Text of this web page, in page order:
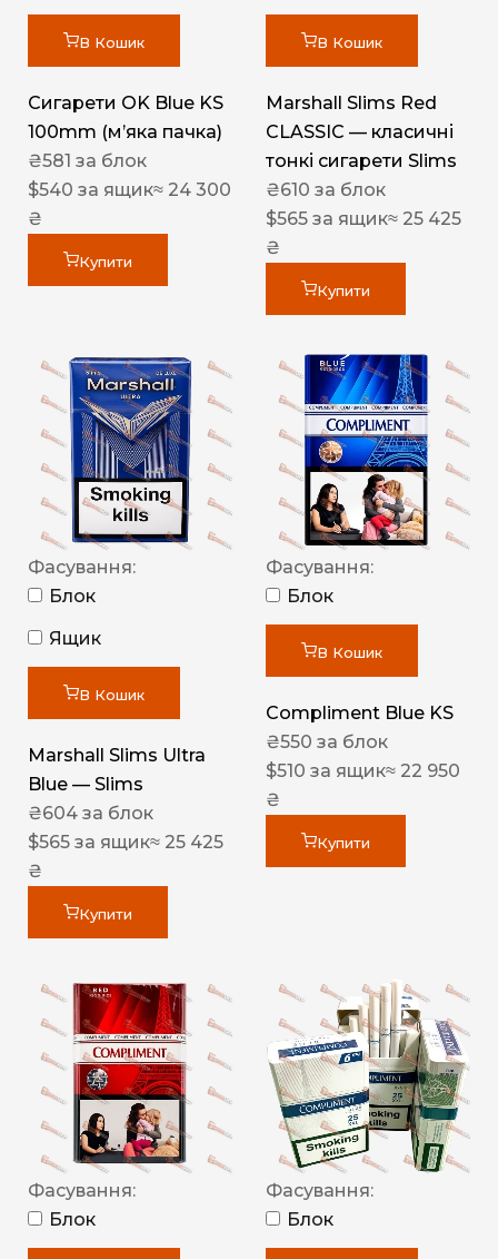
В Кошик
Сигарети OK Blue KS
100mm (м’яка пачка)
₴581 за блок
$540 за ящик≈ 24 300
₴
Купити
В Кошик
Marshall Slims Red
CLASSIC — класичні
тонкі сигарети Slims
₴610 за блок
$565 за ящик≈ 25 425
₴
Купити
Фасування:
Блок
Ящик
В Кошик
Marshall Slims Ultra
Blue — Slims
₴604 за блок
$565 за ящик≈ 25 425
₴
Купити
Фасування:
Блок
В Кошик
Compliment Blue KS
₴550 за блок
$510 за ящик≈ 22 950
₴
Купити
Фасування:
Блок
Фасування:
Блок